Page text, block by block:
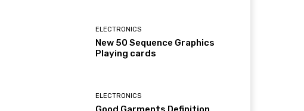
ELECTRONICS
New 50 Sequence Graphics
Playing cards
ELECTRONICS